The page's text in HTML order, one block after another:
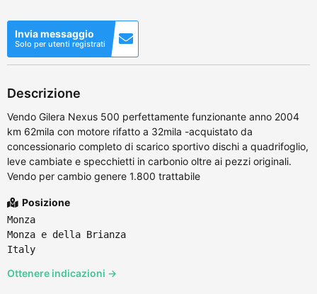
Invia messaggio
Solo per utenti registrati
Descrizione
Vendo Gilera Nexus 500 perfettamente funzionante anno 2004
km 62mila con motore rifatto a 32mila -acquistato da
concessionario completo di scarico sportivo dischi a quadrifoglio,
leve cambiate e specchietti in carbonio oltre ai pezzi originali.
Vendo per cambio genere 1.800 trattabile
Posizione
Monza
Monza e della Brianza
Italy
Ottenere indicazioni →